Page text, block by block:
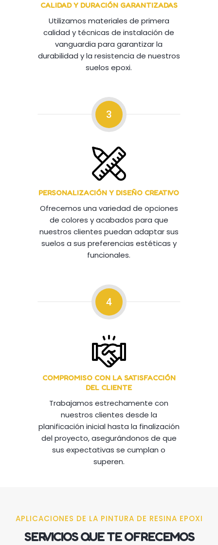
CALIDAD Y DURACIÓN GARANTIZADAS
Utilizamos materiales de primera
calidad y técnicas de instalación de
vanguardia para garantizar la
durabilidad y la resistencia de nuestros
suelos epoxi.
3
PERSONALIZACIÓN Y DISEÑO CREATIVO
Ofrecemos una variedad de opciones
de colores y acabados para que
nuestros clientes puedan adaptar sus
suelos a sus preferencias estéticas y
funcionales.
4
COMPROMISO CON LA SATISFACCIÓN
DEL CLIENTE
Trabajamos estrechamente con
nuestros clientes desde la
planificación inicial hasta la finalización
del proyecto, asegurándonos de que
sus expectativas se cumplan o
superen.
APLICACIONES DE LA PINTURA DE RESINA EPOXI
SERVICIOS QUE TE OFRECEMOS